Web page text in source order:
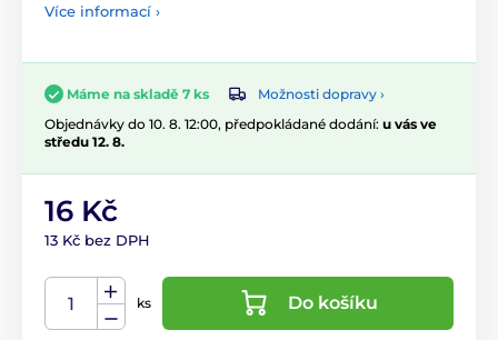
Více informací ›
Máme na skladě 7 ks
Možnosti dopravy ›
Objednávky do 10. 8. 12:00, předpokládané dodání: u vás ve
středu 12. 8.
16 Kč
13 Kč bez DPH
ks Do košíku